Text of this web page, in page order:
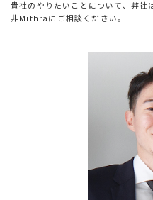
貴社のやりたいことについて、弊社
非Mithraにご相談ください。